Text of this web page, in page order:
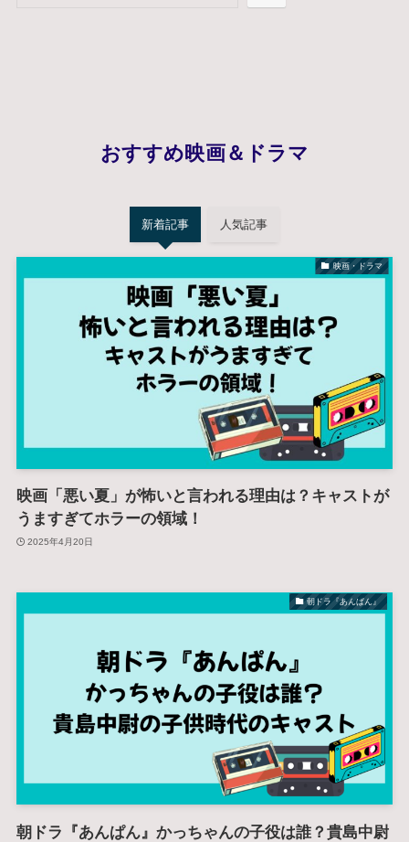
おすすめ映画＆ドラマ
新着記事 人気記事
映画・ドラマ
映画「悪い夏」が怖いと言われる理由は？キャストが
うますぎてホラーの領域！
2025年4月20日
朝ドラ『あんぱん』
朝ドラ『あんぱん』かっちゃんの子役は誰？貴島中尉